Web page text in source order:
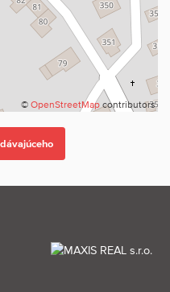
© OpenStreetMapcontributors